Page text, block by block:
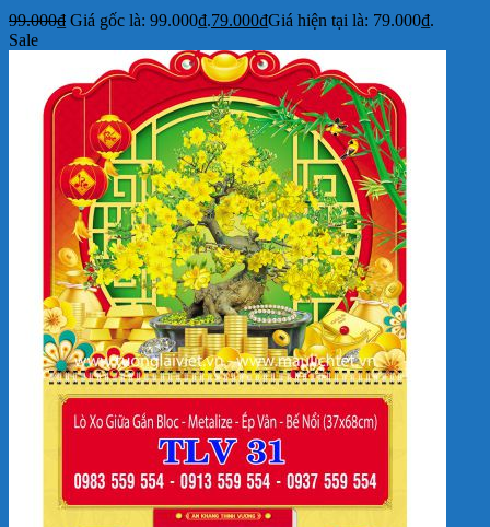
99.000₫ Giá gốc là: 99.000₫.79.000₫Giá hiện tại là: 79.000₫.
Sale